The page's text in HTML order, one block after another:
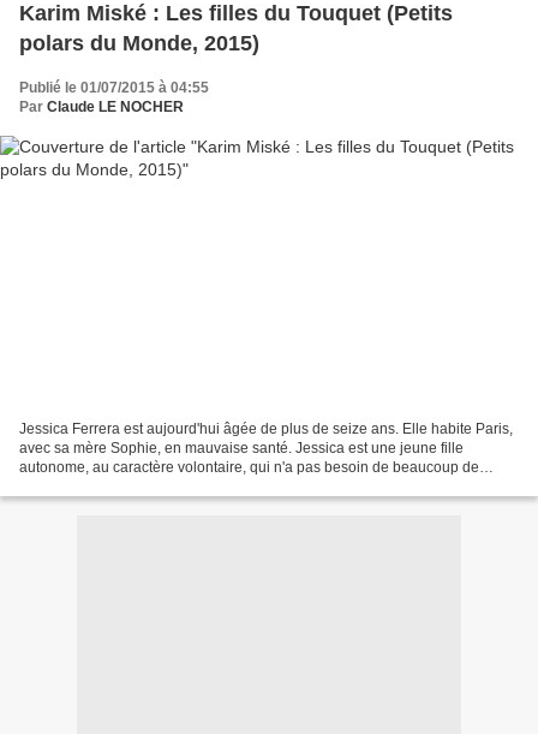
Karim Miské : Les filles du Touquet (Petits
polars du Monde, 2015)
Publié le 01/07/2015 à 04:55
Par Claude LE NOCHER
Jessica Ferrera est aujourd'hui âgée de plus de seize ans. Elle habite Paris,
avec sa mère Sophie, en mauvaise santé. Jessica est une jeune fille
autonome, au caractère volontaire, qui n'a pas besoin de beaucoup de